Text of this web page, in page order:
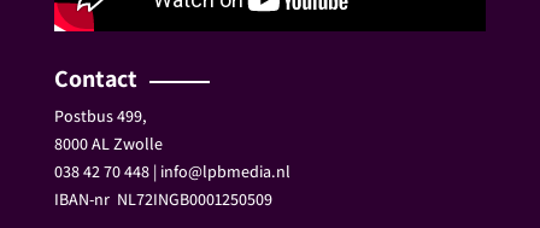
Contact
Postbus 499,
8000 AL Zwolle
038 42 70 448 | info@lpbmedia.nl
IBAN-nr NL72INGB0001250509